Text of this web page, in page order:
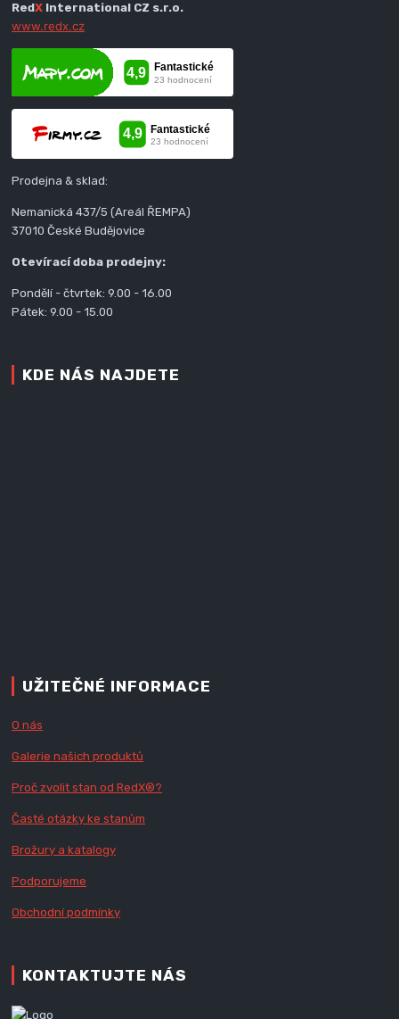
RedX International CZ s.r.o.
www.redx.cz
Prodejna & sklad:
Nemanická 437/5 (Areál ŘEMPA)
37010 České Budějovice
Otevírací doba prodejny:
Pondělí - čtvrtek: 9.00 - 16.00
Pátek: 9.00 - 15.00
KDE NÁS NAJDETE
UŽITEČNÉ INFORMACE
O nás
Galerie našich produktů
Proč zvolit stan od RedX®?
Časté otázky ke stanům
Brožury a katalogy
Podporujeme
Obchodní podmínky
KONTAKTUJTE NÁS